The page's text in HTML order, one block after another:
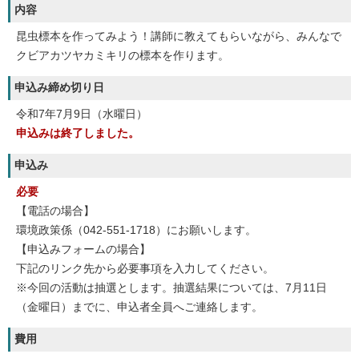
内容
昆虫標本を作ってみよう！講師に教えてもらいながら、みんなで
クビアカツヤカミキリの標本を作ります。
申込み締め切り日
令和7年7月9日（水曜日）
申込みは終了しました。
申込み
必要
【電話の場合】
環境政策係（042-551-1718）にお願いします。
【申込みフォームの場合】
下記のリンク先から必要事項を入力してください。
※今回の活動は抽選とします。抽選結果については、7月11日
（金曜日）までに、申込者全員へご連絡します。
費用